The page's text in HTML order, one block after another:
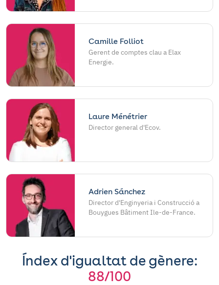
Camille Folliot
Gerent de comptes clau a Elax
Energie.
Laure Ménétrier
Director general d'Ecov.
Adrien Sánchez
Director d'Enginyeria i Construcció a
Bouygues Bâtiment Ile-de-France.
Índex d'igualtat de gènere:
88/100